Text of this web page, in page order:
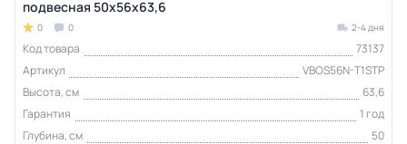
подвесная 50х56х63,6
0 0 2-4 дня
Код товара
73137
Артикул
VBOS56N-T1STP
Высота, см
63,6
Гарантия
1 год
Глубина, см
50